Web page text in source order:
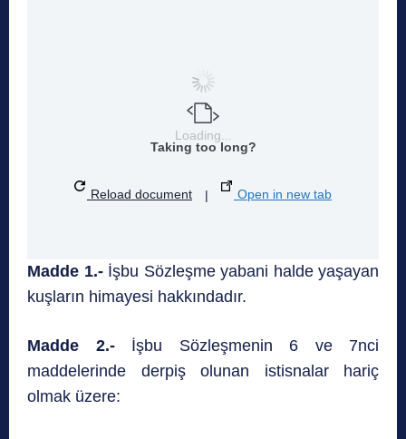
Loading...
Taking too long?
Reload document | Open in new tab
Madde 1.- İşbu Sözleşme yabani halde yaşayan
kuşların himayesi hakkındadır.
Madde 2.-İşbu Sözleşmenin 6 ve 7nci
maddelerinde derpiş olunan istisnalar hariç
olmak üzere: